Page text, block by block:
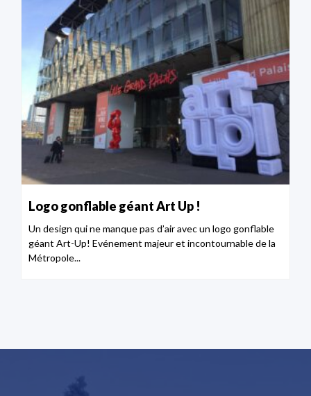
Logo gonflable géant Art Up !
Un design qui ne manque pas d’air avec un logo gonflable
géant Art-Up! Evénement majeur et incontournable de la
Métropole...